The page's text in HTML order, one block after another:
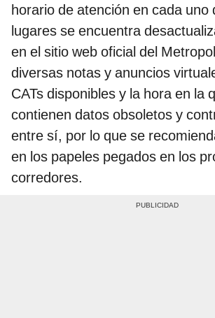
horario de atención en cada uno
lugares se encuentra
en el sitio web oficial del
diversas notas y anuncios
CATs disponibles y la hora en la
contienen datos obsoletos y
entre sí, por lo que se
en los papeles pegados en los
corredores.